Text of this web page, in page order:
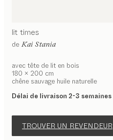
lit times
de Kai Stania
avec tête de lit en bois
180 x 200 cm
chêne sauvage huile naturelle
Délai de livraison 2-3 semaines
TROUVER UN REVENDEUR